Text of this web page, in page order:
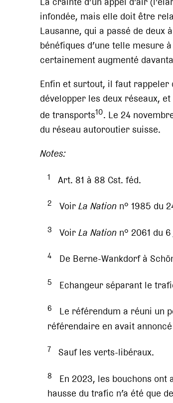
infondée, mais elle doit être
Lausanne, qui a passé de
bénéfiques d’une telle mesure
certainement augmenté
Enfin et surtout, il faut
développer les deux réseaux,
de transports10. Le 24
du réseau autoroutier suisse.
Notes:
1 Art. 81 à 88 Cst. féd.
2 VoirLa Nation n° 1985 du
3 VoirLa Nation n° 2061 du
4 De Berne-Wankdorf à
5 Echangeur séparant le
6
Le référendum a réuni un
référendaire en avait
7 Sauf les verts-libéraux.
8
En 2023, les bouchons ont
hausse du trafic n’a été que